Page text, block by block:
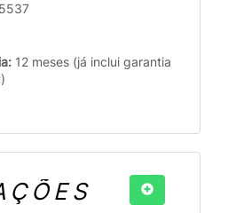
12 meses (já inclui garantia